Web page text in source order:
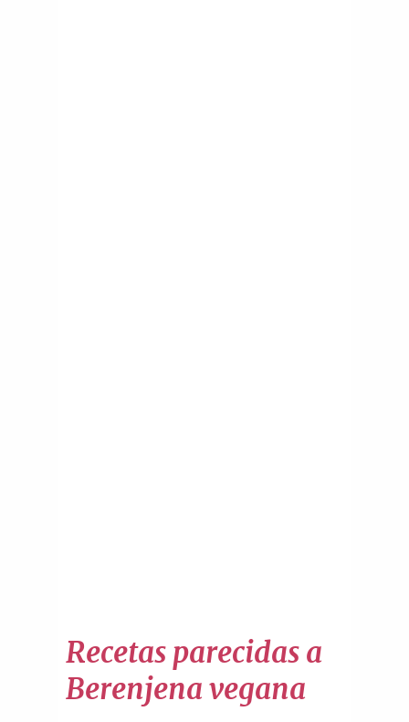
Recetas parecidas a
Berenjena vegana